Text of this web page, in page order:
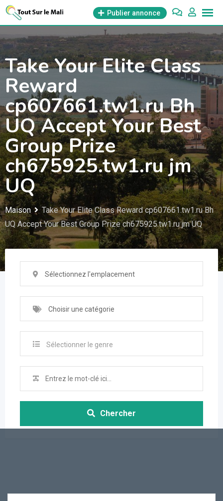
Aller
Publier annonce
Take Your Elite Class
Reward
cp607661.tw1.ru Bh
UQ Accept Your Best
Group Prize
ch675925.tw1.ru jm
UQ
Maison
Take Your Elite Class Reward cp607661.tw1.ru Bh
UQ Accept Your Best Group Prize ch675925.tw1.ru jm UQ
Sélectionnez l'emplacement
Choisir une catégorie
Sélectionner le genre
Chercher